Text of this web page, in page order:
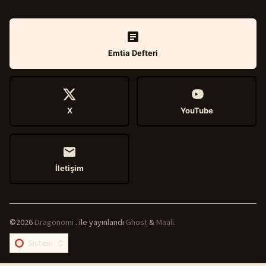
Emtia Defteri
X YouTube
İletişim
©2026Dragonomi .ile yayınlandı Ghost&Maali.